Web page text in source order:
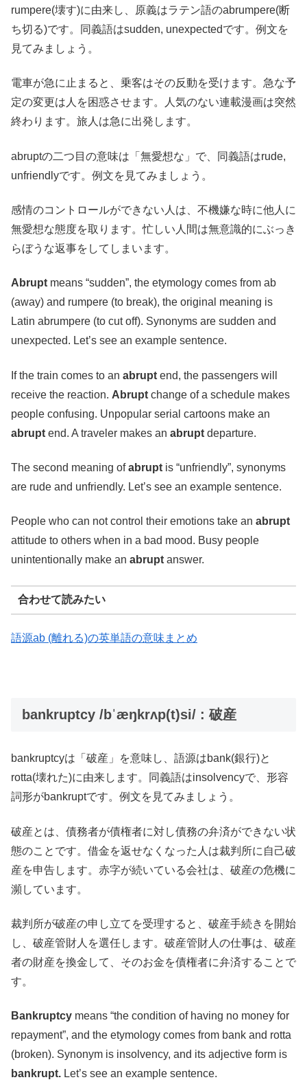
rumpere(壊す)に由来し、原義はラテン語のabrumpere(断
ち切る)です。同義語はsudden, unexpectedです。例文を
見てみましょう。
電車が急に止まると、乗客はその反動を受けます。急な予
定の変更は人を困惑させます。人気のない連載漫画は突然
終わります。旅人は急に出発します。
abruptの二つ目の意味は「無愛想な」で、同義語はrude,
unfriendlyです。例文を見てみましょう。
感情のコントロールができない人は、不機嫌な時に他人に
無愛想な態度を取ります。忙しい人間は無意識的にぶっき
らぼうな返事をしてしまいます。
Abrupt means “sudden”, the etymology comes from ab
(away) and rumpere (to break), the original meaning is
Latin abrumpere (to cut off). Synonyms are sudden and
unexpected. Let’s see an example sentence.
If the train comes to an abrupt end, the passengers will
receive the reaction. Abrupt change of a schedule makes
people confusing. Unpopular serial cartoons make an
abrupt end. A traveler makes an abrupt departure.
The second meaning ofabrupt is “unfriendly”, synonyms
are rude and unfriendly. Let’s see an example sentence.
People who can not control their emotions take an abrupt
attitude to others when in a bad mood. Busy people
unintentionally make an abrupt answer.
合わせて読みたい
語源ab (離れる)の英単語の意味まとめ
bankruptcy /bˈæŋkrʌp(t)si/ : 破産
bankruptcyは「破産」を意味し、語源はbank(銀行)と
rotta(壊れた)に由来します。同義語はinsolvencyで、形容
詞形がbankruptです。例文を見てみましょう。
破産とは、債務者が債権者に対し債務の弁済ができない状
態のことです。借金を返せなくなった人は裁判所に自己破
産を申告します。赤字が続いている会社は、破産の危機に
瀕しています。
裁判所が破産の申し立てを受理すると、破産手続きを開始
し、破産管財人を選任します。破産管財人の仕事は、破産
者の財産を換金して、そのお金を債権者に弁済することで
す。
Bankruptcy means “the condition of having no money for
repayment”, and the etymology comes from bank and rotta
(broken). Synonym is insolvency, and its adjective form is
bankrupt. Let’s see an example sentence.